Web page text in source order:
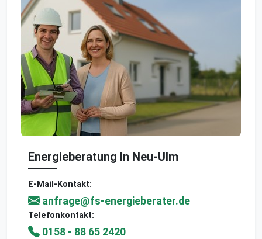
Energieberatung In Neu-Ulm
E-Mail-Kontakt:
anfrage@fs-energieberater.de
Telefonkontakt:
0158 - 88 65 2420